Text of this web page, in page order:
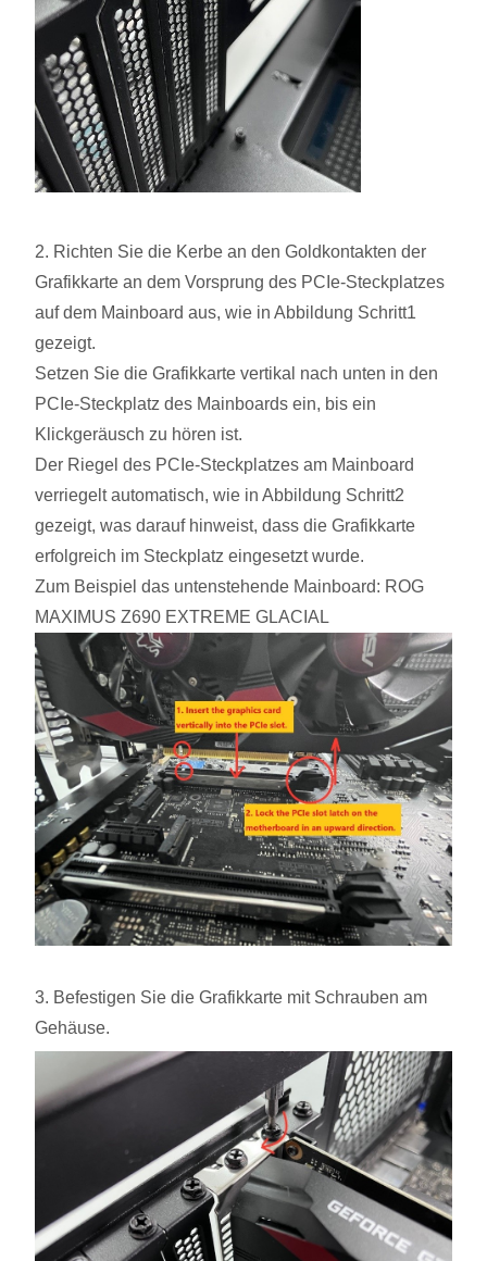
2. Richten Sie die Kerbe an den Goldkontakten der
Grafikkarte an dem Vorsprung des PCIe-Steckplatzes
auf dem Mainboard aus, wie in Abbildung Schritt1
gezeigt.
Setzen Sie die Grafikkarte vertikal nach unten in den
PCIe-Steckplatz des Mainboards ein, bis ein
Klickgeräusch zu hören ist.
Der Riegel des PCIe-Steckplatzes am Mainboard
verriegelt automatisch, wie in Abbildung Schritt2
gezeigt, was darauf hinweist, dass die Grafikkarte
erfolgreich im Steckplatz eingesetzt wurde.
Zum Beispiel das untenstehende Mainboard: ROG
MAXIMUS Z690 EXTREME GLACIAL
3. Befestigen Sie die Grafikkarte mit Schrauben am
Gehäuse.